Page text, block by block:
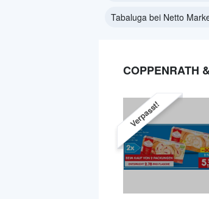
Tabaluga bei Netto
COPPENRATH
Verpasst!